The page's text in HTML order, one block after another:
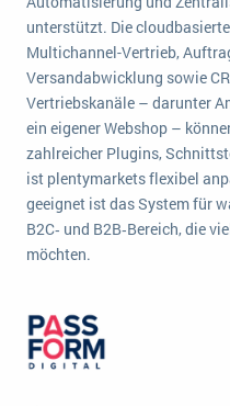
Logistik
Produktion
Immobilien
Services
Textil und Mode
Vermietung
Versorgung
wichtigsten Punkte,
Service Level Agreements
ERP-Software für
Digitale Arbeitsaufträge in Ihrem
MEHR ÜBER ERP-
unterstützt. Die
Multichannel-Vertrieb,
Versandabwicklung sowie
Vertriebskanäle – darunter
ein eigener Webshop –
zahlreicher Plugins,
ist plentymarkets flexibel
geeignet ist das System für
B2C‑ und B2B‑Bereich, die
möchten.